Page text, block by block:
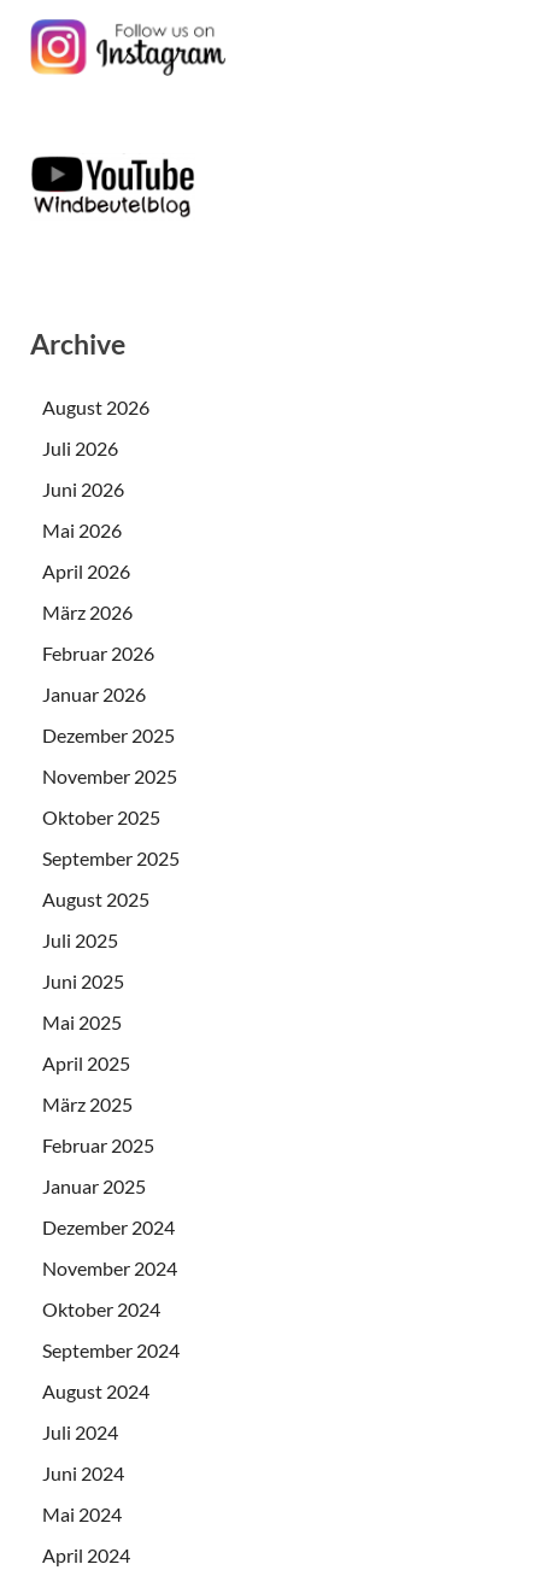
Archive
August 2026
Juli 2026
Juni 2026
Mai 2026
April 2026
März 2026
Februar 2026
Januar 2026
Dezember 2025
November 2025
Oktober 2025
September 2025
August 2025
Juli 2025
Juni 2025
Mai 2025
April 2025
März 2025
Februar 2025
Januar 2025
Dezember 2024
November 2024
Oktober 2024
September 2024
August 2024
Juli 2024
Juni 2024
Mai 2024
April 2024